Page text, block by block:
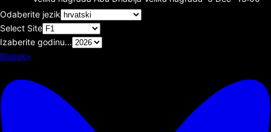
Odaberite jezik
Select Site
Izaberite godinu...
Bluesky